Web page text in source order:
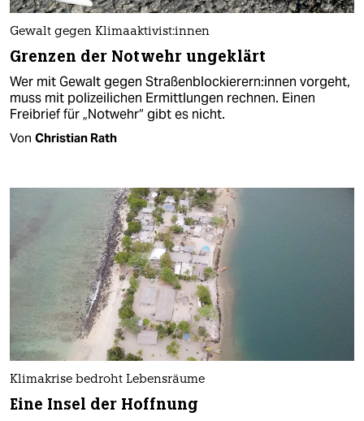
Gewalt gegen Kli­ma­ak­ti­vis­t:in­nen
Grenzen der Notwehr ungeklärt
Wer mit Gewalt gegen Straßenblockierern:in­nen vorgeht,
muss mit polizeilichen Ermittlungen rechnen. Einen
Freibrief für „Notwehr“ gibt es nicht.
Von Christian Rath
Klimakrise bedroht Lebensräume
Eine Insel der Hoffnung